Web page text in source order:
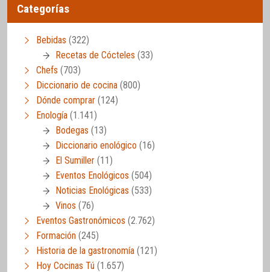
Categorías
Bebidas (322)
Recetas de Cócteles (33)
Chefs (703)
Diccionario de cocina (800)
Dónde comprar (124)
Enología (1.141)
Bodegas (13)
Diccionario enológico (16)
El Sumiller (11)
Eventos Enológicos (504)
Noticias Enológicas (533)
Vinos (76)
Eventos Gastronómicos (2.762)
Formación (245)
Historia de la gastronomía (121)
Hoy Cocinas Tú (1.657)